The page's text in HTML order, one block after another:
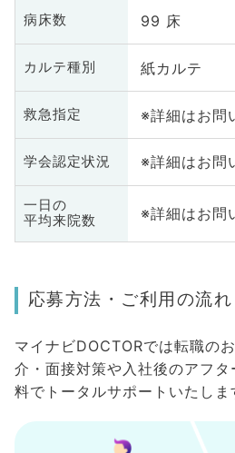
病床数 99 床
カルテ種別 紙カルテ
救急指定 ※詳細はお問
学会認定状況 ※詳細はお問
一日の
平均来院数
※詳細はお問
応募方法・ご利用の流れ
マイナビDOCTORでは転職の
介・面接対策や入社後のアフ
料でトータルサポートいたしま